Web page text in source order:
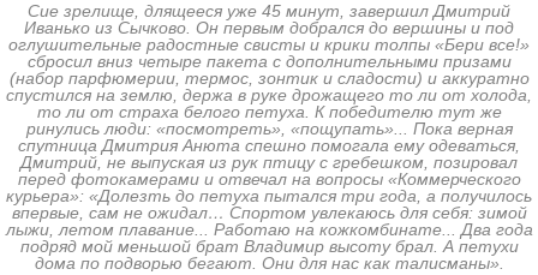
Сие зрелище, длящееся уже 45 минут, завершил Дмитрий
Иванько из Сычково. Он первым добрался до вершины и под
оглушительные радостные свисты и крики толпы «Бери все!»
сбросил вниз четыре пакета с дополнительными призами
(набор парфюмерии, термос, зонтик и сладости) и аккуратно
спустился на землю, держа в руке дрожащего то ли от холода,
то ли от страха белого петуха. К победителю тут же
ринулись люди: «посмотреть», «пощупать»... Пока верная
спутница Дмитрия Анюта спешно помогала ему одеваться,
Дмитрий, не выпуская из рук птицу с гребешком, позировал
перед фотокамерами и отвечал на вопросы «Коммерческого
курьера»: «Долезть до петуха пытался три года, а получилось
впервые, сам не ожидал… Спортом увлекаюсь для себя: зимой
лыжи, летом плавание... Работаю на кожкомбинате... Два года
подряд мой меньшой брат Владимир высоту брал. А петухи
дома по подворью бегают. Они для нас как талисманы».